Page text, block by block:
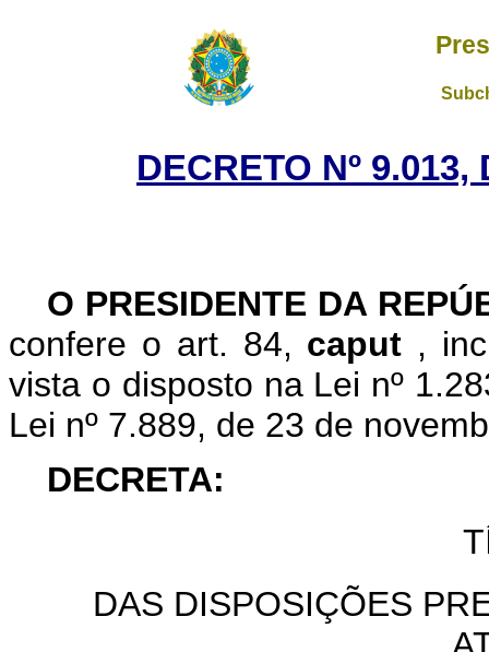
DECRETO Nº
O PRESIDENTE DA
confere o art. 84, caput ,
vista o disposto na Lei nº
Lei nº 7.889, de 23 de
DECRETA:
DAS DISPOSIÇÕES